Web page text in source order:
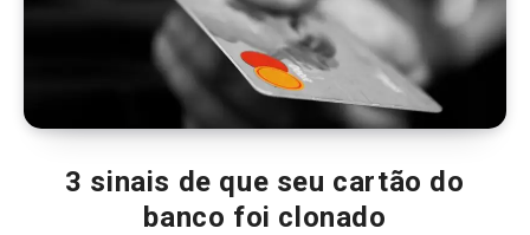
3 sinais de que seu cartão do
banco foi clonado